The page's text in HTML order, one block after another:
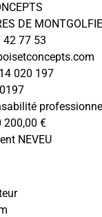
DE
42 77 53
020 197
200,00 €
NEVEU